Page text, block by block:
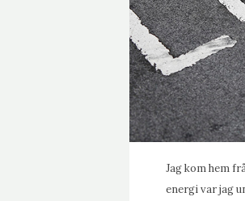
Jag kom hem
energi var jag